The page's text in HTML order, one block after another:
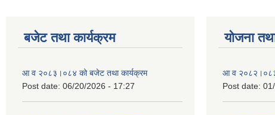
बजेट तथा कार्यक्रम
आ व २०८३।०८४ को बजेट तथा कार्यक्रम
Post date: 06/20/2026 - 17:27
योजना
आ व २०८२।०८३
Post date: